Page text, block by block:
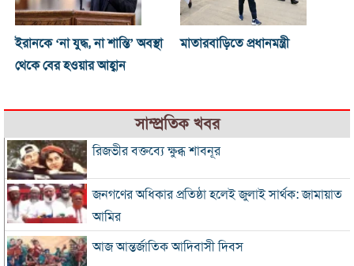
ইরানকে ‘না যুদ্ধ, না শান্তি’ অবস্থা
থেকে বের হওয়ার আহ্বান
মাতারবাড়িতে প্রধানমন্ত্রী
সাম্প্রতিক খবর
রিজভীর বক্তব্যে ক্ষুব্ধ শাবনূর
জনগণের অধিকার প্রতিষ্ঠা হলেই জুলাই সার্থক: জামায়াত
আমির
আজ আন্তর্জাতিক আদিবাসী দিবস